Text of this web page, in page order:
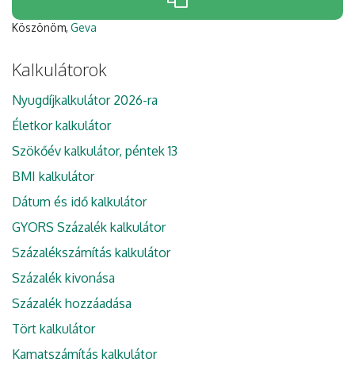
Köszönöm, Geva
Kalkulátorok
Nyugdíjkalkulátor 2026-ra
Életkor kalkulátor
Szökőév kalkulátor, péntek 13
BMI kalkulátor
Dátum és idő kalkulátor
GYORS Százalék kalkulátor
Százalékszámítás kalkulátor
Százalék kivonása
Százalék hozzáadása
Tört kalkulátor
Kamatszámítás kalkulátor